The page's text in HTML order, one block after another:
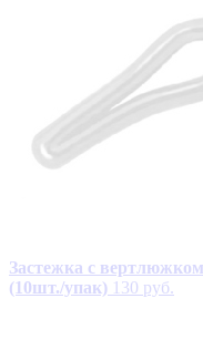
Застежка с
(10шт./упак) 130 руб.